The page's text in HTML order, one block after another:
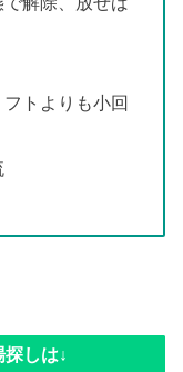
トよりも小回
しは↓